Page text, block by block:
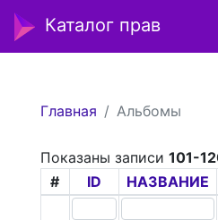
Каталог прав
Главная Альбомы
Показаны записи 101-
#
ID НАЗВАНИЕ